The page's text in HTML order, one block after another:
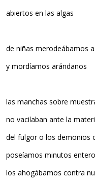
abiertos en las algas
de niñas merodeábamos
y mordíamos arándanos
las manchas sobre
no vacilaban ante la
del fulgor o los demonios
poseíamos minutos
los ahogábamos contra